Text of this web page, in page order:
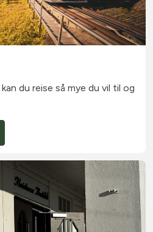
du reise så mye du vil til og